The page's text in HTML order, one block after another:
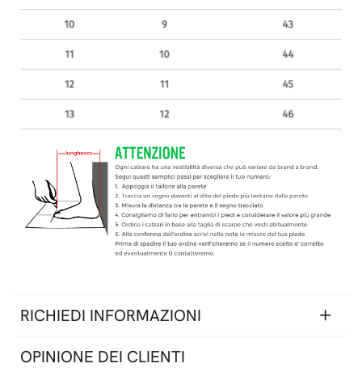
RICHIEDI INFORMAZIONI
OPINIONE DEI CLIENTI